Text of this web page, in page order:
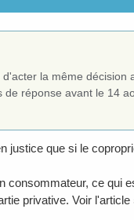
la même
de réponse avant le 14
justice que si le
consommateur, ce qui
privative. Voir l'article